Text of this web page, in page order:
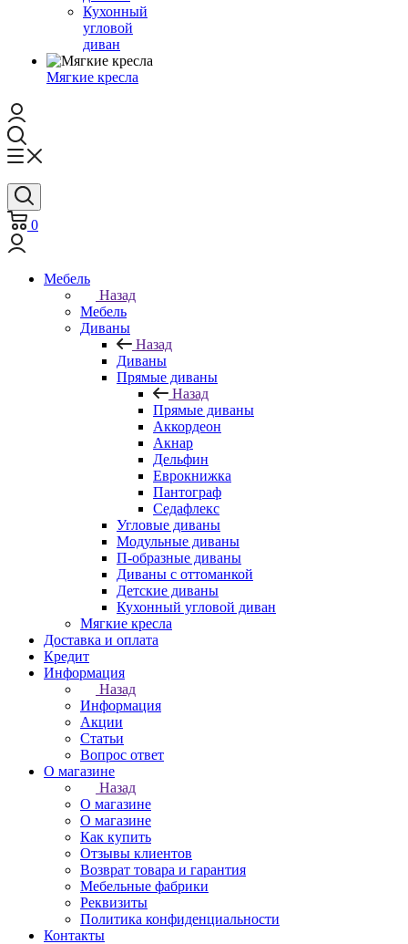
Кухонный
угловой
диван
Мягкие кресла
0
Мебель
Назад
Мебель
Диваны
Назад
Диваны
Прямые диваны
Назад
Прямые диваны
Аккордеон
Акнар
Дельфин
Еврокнижка
Пантограф
Седафлекс
Угловые диваны
Модульные диваны
П-образные диваны
Диваны с оттоманкой
Детские диваны
Кухонный угловой диван
Мягкие кресла
Доставка и оплата
Кредит
Информация
Назад
Информация
Акции
Статьи
Вопрос ответ
О магазине
Назад
О магазине
О магазине
Как купить
Отзывы клиентов
Возврат товара и гарантия
Мебельные фабрики
Реквизиты
Политика конфиденциальности
Контакты